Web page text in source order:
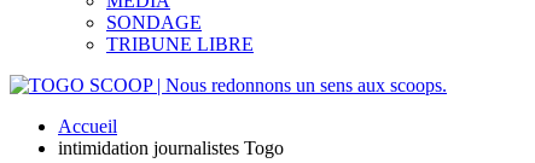
SONDAGE
TRIBUNE LIBRE
Accueil
intimidation journalistes Togo